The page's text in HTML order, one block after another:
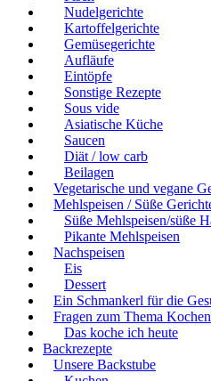
Nudelgerichte
Kartoffelgerichte
Gemüsegerichte
Aufläufe
Eintöpfe
Sonstige Rezepte
Sous vide
Asiatische Küche
Saucen
Diät / low carb
Beilagen
Vegetarische und vegane
Mehlspeisen / Süße
Süße Mehlspeisen/süße
Pikante Mehlspeisen
Nachspeisen
Eis
Dessert
Ein Schmankerl für die
Fragen zum Thema Kochen
Das koche ich heute
Backrezepte
Unsere Backstube